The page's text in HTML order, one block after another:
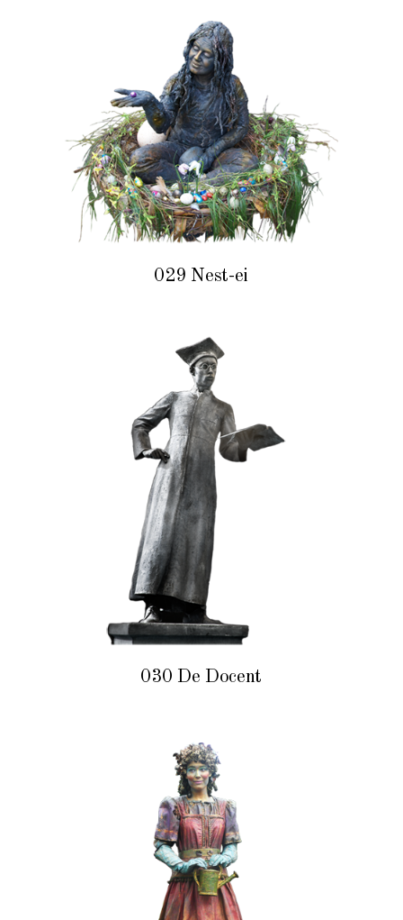
029 Nest-ei
030 De Docent